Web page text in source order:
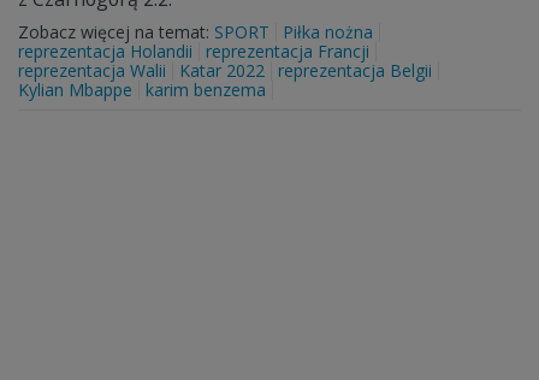
Zobacz więcej na temat: SPORT
Piłka nożna
reprezentacja Holandii
reprezentacja Francji
reprezentacja Walii
Katar 2022
reprezentacja Belgii
Kylian Mbappe
karim benzema